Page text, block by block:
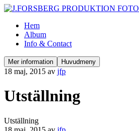
Hem
Album
Info & Contact
Mer information Huvudmeny
18 maj, 2015 av jfp
Utställning
Utställning